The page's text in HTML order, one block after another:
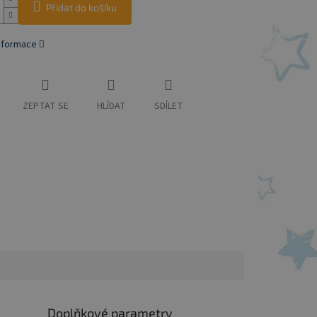
Přidat do košíku
ZEPTAT SE HLÍDAT SDÍLET
Doplňkové parametry